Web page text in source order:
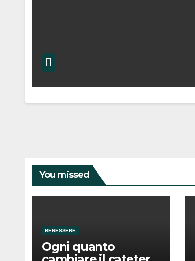
You missed
BENESSERE
Ogni quanto